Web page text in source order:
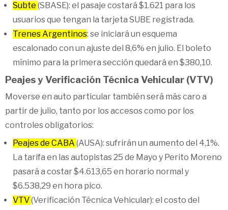
Subte (SBASE): el pasaje costará $1.621 para los
usuarios que tengan la tarjeta SUBE registrada.
Trenes Argentinos: se iniciará un esquema
escalonado con un ajuste del 8,6% en julio. El boleto
mínimo para la primera sección quedará en $380,10.
Peajes y Verificación Técnica Vehicular (VTV)
Moverse en auto particular también será más caro a
partir de julio, tanto por los accesos como por los
controles obligatorios:
Peajes de CABA (AUSA): sufrirán un aumento del 4,1%.
La tarifa en las autopistas 25 de Mayo y Perito Moreno
pasará a costar $4.613,65 en horario normal y
$6.538,29 en hora pico.
VTV(Verificación Técnica Vehicular): el costo del